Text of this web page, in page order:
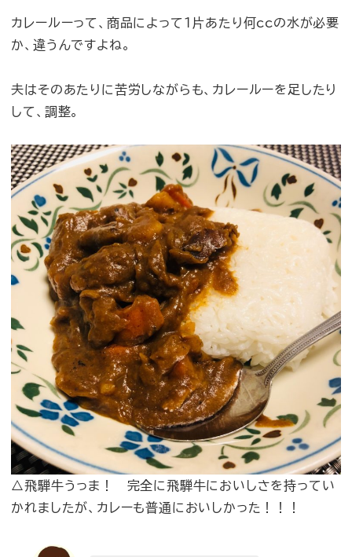
カレールーって、商品によって1片あたり何ccの水が必要
か、違うんですよね。
夫はそのあたりに苦労しながらも、カレールーを足したり
して、調整。
△飛騨牛うっま！ 完全に飛騨牛においしさを持ってい
かれましたが、カレーも普通においしかった！！！